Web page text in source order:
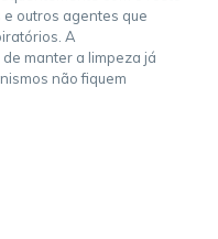
outros agentes que
A
de manter a limpeza já
não fiquem